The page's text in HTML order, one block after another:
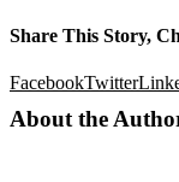
Share This Story,
FacebookTwitter
About the